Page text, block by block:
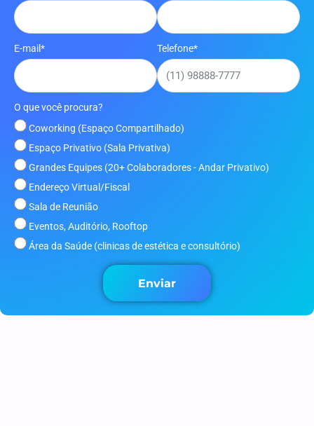
E-mail* Telefone*
O que você procura?
Coworking (Espaço Compartilhado)
Espaço Privativo (Sala Privativa)
Grandes Equipes (20+ Colaboradores - Andar Privativo)
Endereço Virtual/Fiscal
Sala de Reunião
Eventos, Auditório, Rooftop
Área da Saúde (clinicas de estética e consultório)
Enviar